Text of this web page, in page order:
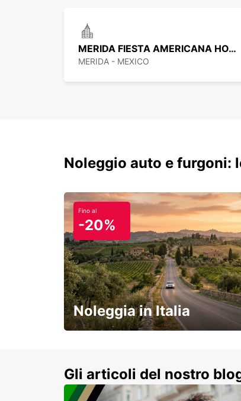
MERIDA FIESTA AMERICANA HOTEL
MERIDA - MEXICO
Noleggio auto e furgoni:
Fino al
-20%
Noleggia in Italia
Gli articoli del nostro